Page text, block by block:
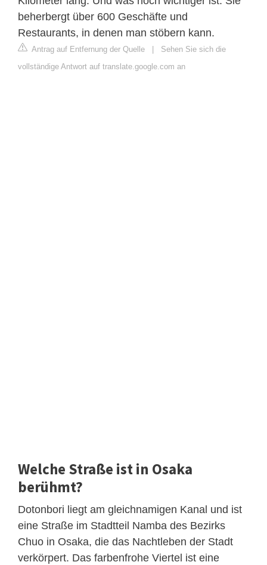
beherbergt über 600 Geschäfte und
Restaurants, in denen man stöbern kann.
Antrag auf Entfernung der Quelle | Sehen Sie sich die
vollständige Antwort auf translate.google.com an
Welche Straße ist in Osaka
berühmt?
Dotonbori liegt am gleichnamigen Kanal und ist
eine Straße im Stadtteil Namba des Bezirks
Chuo in Osaka, die das Nachtleben der Stadt
verkörpert. Das farbenfrohe Viertel ist eine